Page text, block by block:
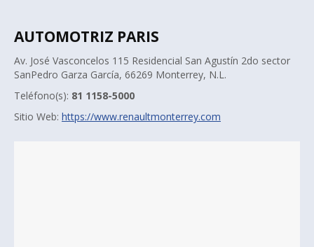
AUTOMOTRIZ PARIS
Av. José Vasconcelos 115 Residencial San Agustín 2do sector
SanPedro Garza García, 66269 Monterrey, N.L.
Teléfono(s): 81 1158-5000
Sitio Web: https://www.renaultmonterrey.com